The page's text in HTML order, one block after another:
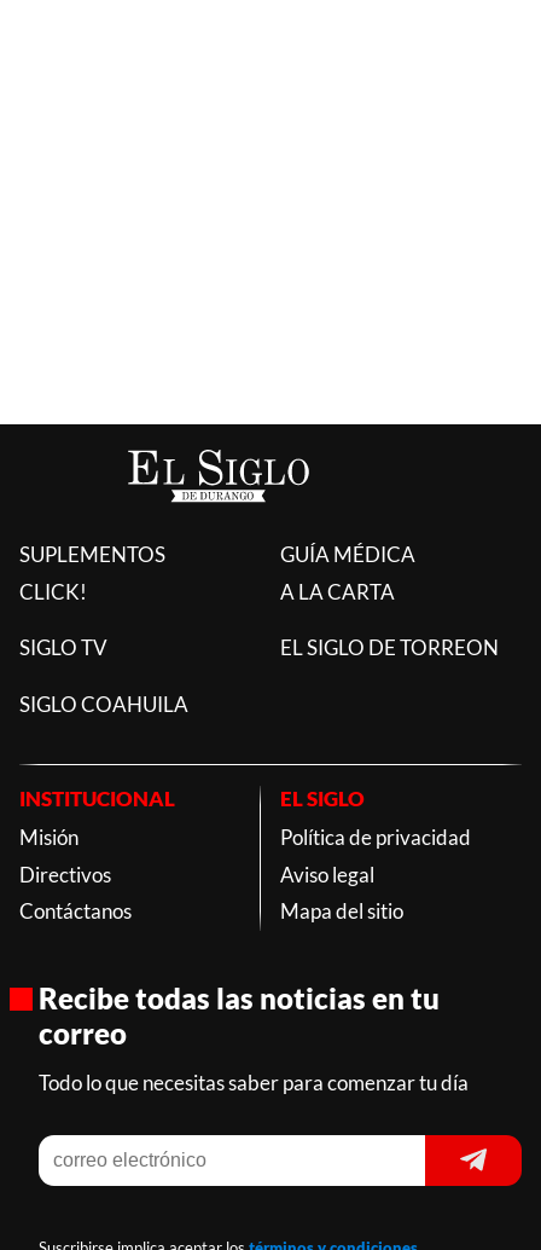
SUPLEMENTOS
CLICK!
GUÍA MÉDICA
A LA CARTA
SIGLO TV EL SIGLO DE TORREON
SIGLO COAHUILA
INSTITUCIONAL
Misión
Directivos
Contáctanos
EL SIGLO
Política de privacidad
Aviso legal
Mapa del sitio
Recibe todas las noticias en tu
correo
Todo lo que necesitas saber para comenzar tu día